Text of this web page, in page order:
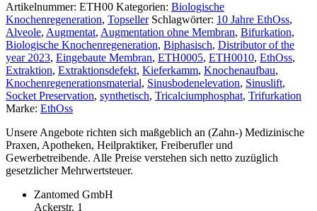
Artikelnummer: ETH00 Kategorien: Biologische
Knochenregeneration, Topseller Schlagwörter: 10 Jahre EthOss,
Alveole, Augmentat, Augmentation ohne Membran, Bifurkation,
Biologische Knochenregeneration, Biphasisch, Distributor of the
year 2023, Eingebaute Membran, ETH0005, ETH0010, EthOss,
Extraktion, Extraktionsdefekt, Kieferkamm, Knochenaufbau,
Knochenregenerationsmaterial, Sinusbodenelevation, Sinuslift,
Socket Preservation, synthetisch, Tricalciumphosphat, Trifurkation
Marke: EthOss
Unsere Angebote richten sich maßgeblich an (Zahn-) Medizinische
Praxen, Apotheken, Heilpraktiker, Freiberufler und
Gewerbetreibende. Alle Preise verstehen sich netto zuzüglich
gesetzlicher Mehrwertsteuer.
Zantomed GmbH
Ackerstr. 1